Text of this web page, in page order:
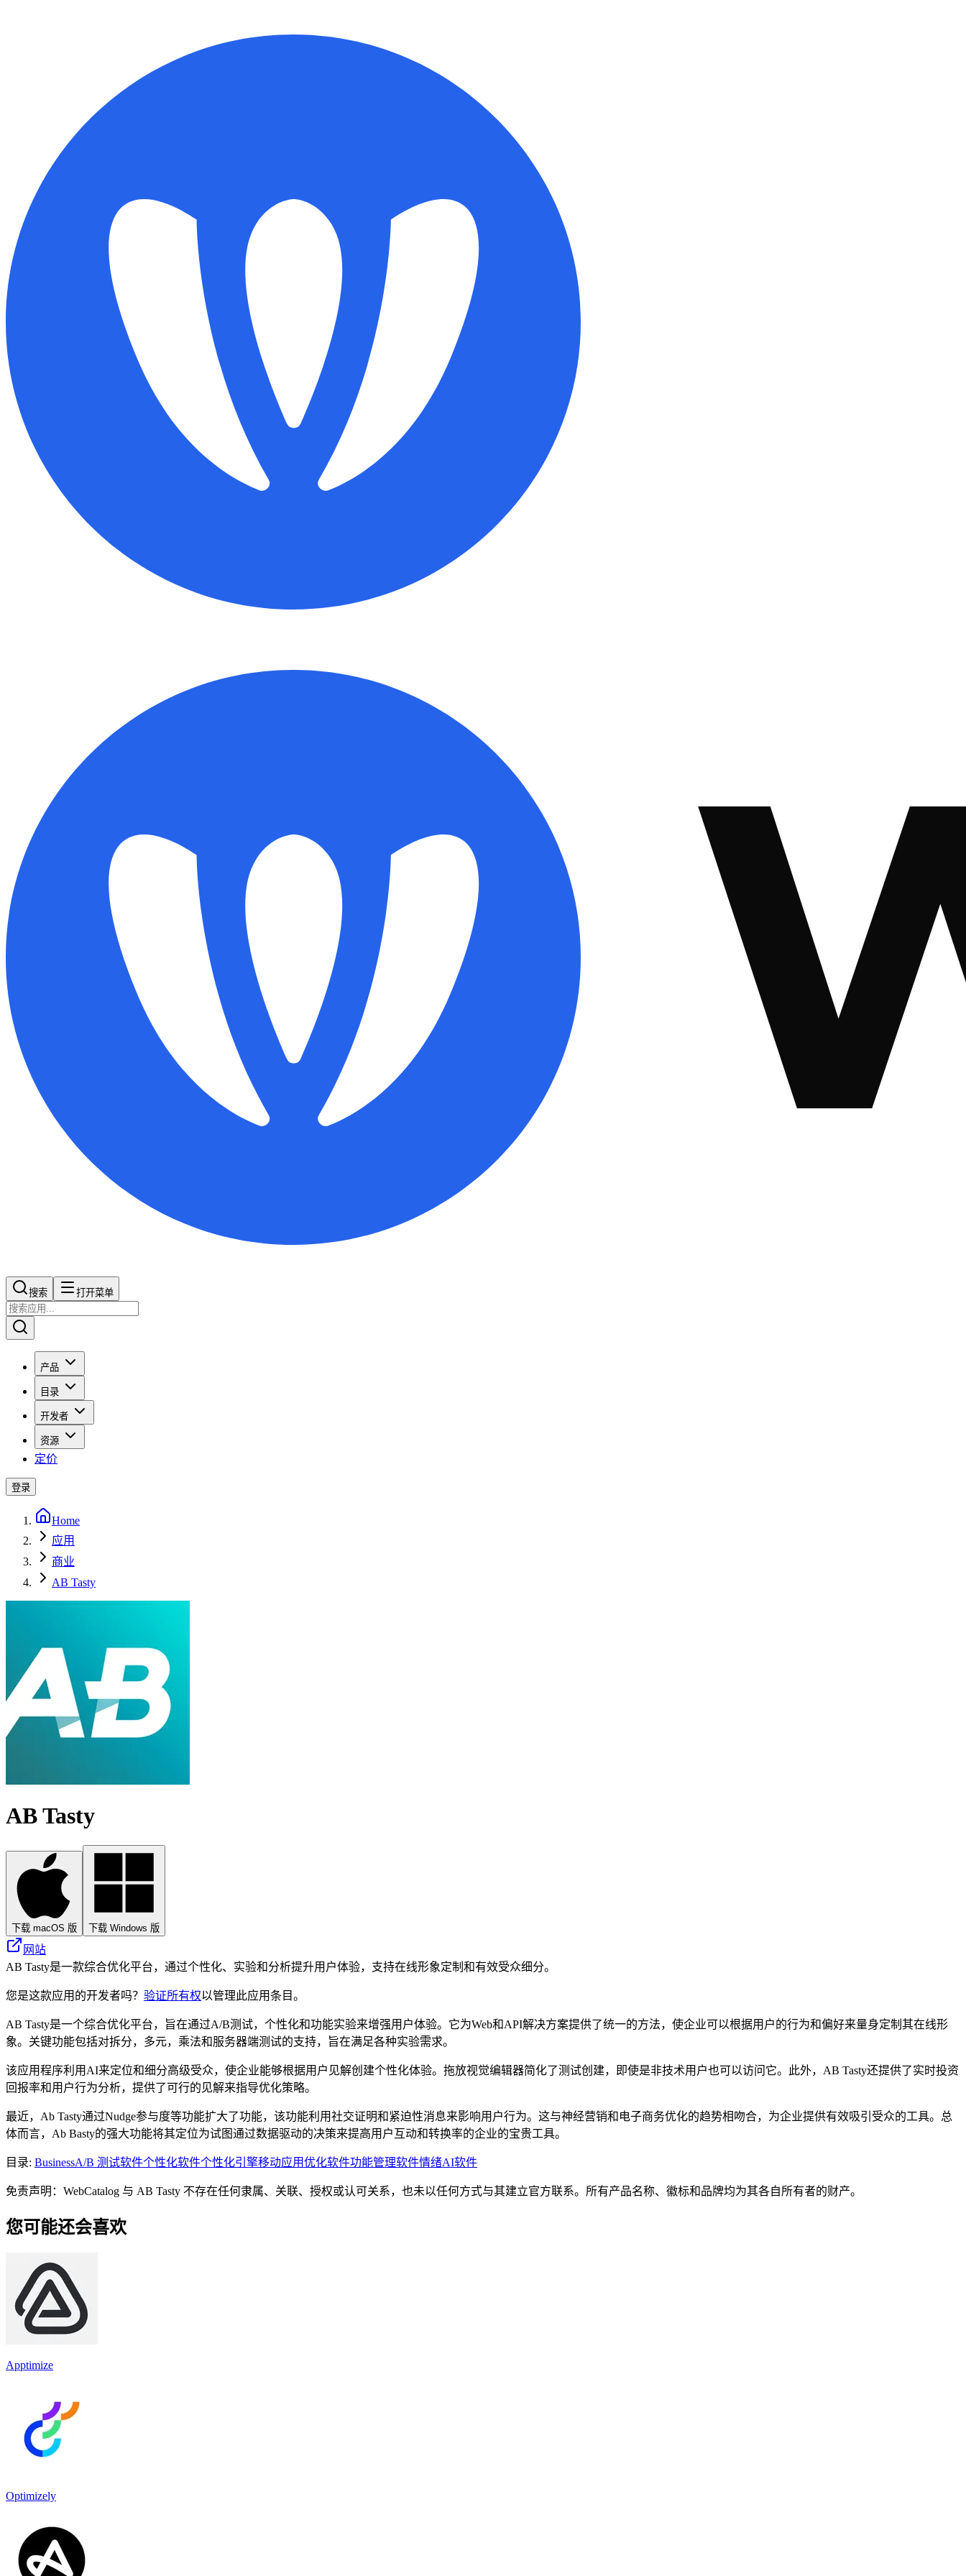
搜索​​​​ 打开菜单
产品
目录
开发者
资源
定价
登录
Home
应用
商业
AB Tasty
AB Tasty
下载 macOS 版 下载 Windows 版
网站
AB Tasty是一款综合优化平台，通过个性化、实验和分析提升用户体验，支持在线形象定制和有效受众细分。
您是这款应用的开发者吗？ 验证所有权以管理此应用条目。
AB Tasty是一个综合优化平台，旨在通过A/B测试，个性化和功能实验来增强用户体验。它为Web和API解决方案提供了统一的方法，使企业可以根据用户的行为和偏好来量身定制其在线形
象。关键功能包括对拆分，多元，乘法和服务器端测试的支持，旨在满足各种实验需求。
该应用程序利用AI来定位和细分高级受众，使企业能够根据用户见解创建个性化体验。拖放视觉编辑器简化了测试创建，即使是非技术用户也可以访问它。此外，AB Tasty还提供了实时投资
回报率和用户行为分析，提供了可行的见解来指导优化策略。
最近，Ab Tasty通过Nudge参与度等功能扩大了功能，该功能利用社交证明和紧迫性消息来影响用户行为。这与神经营销和电子商务优化的趋势相吻合，为企业提供有效吸引受众的工具。总
体而言，Ab Basty的强大功能将其定位为试图通过数据驱动的决策来提高用户互动和转换率的企业的宝贵工具。
目录: BusinessA/B 测试软件个性化软件个性化引擎移动应用优化软件功能管理软件情绪AI软件
免责声明：WebCatalog 与 AB Tasty 不存在任何隶属、关联、授权或认可关系，也未以任何方式与其建立官方联系。所有产品名称、徽标和品牌均为其各自所有者的财产。
您可能还会喜欢
Apptimize
Optimizely